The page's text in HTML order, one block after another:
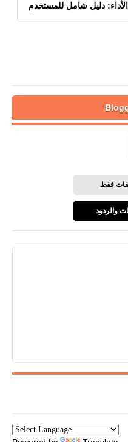
دليل شامل للمستخدم
فقط
والردود